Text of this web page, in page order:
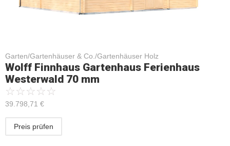
Garten/Gartenhäuser & Co./Gartenhäuser Holz
Wolff Finnhaus Gartenhaus Ferienhaus
Westerwald 70 mm
☆☆☆☆☆
39.798,71 €
Preis prüfen